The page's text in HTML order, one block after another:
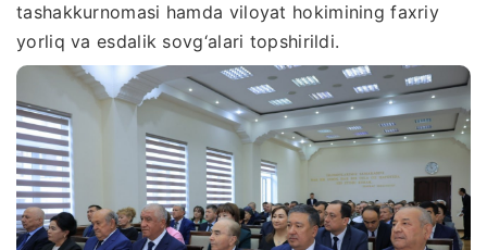
tashakkurnomasi hamda viloyat hokimining faxriy
yorliq va esdalik sovg‘alari topshirildi.